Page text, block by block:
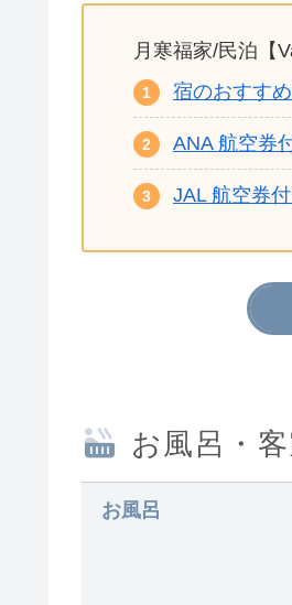
月寒福家/民泊【
宿のおすす
ANA 航空券
JAL 航空券
お風呂・
お風呂